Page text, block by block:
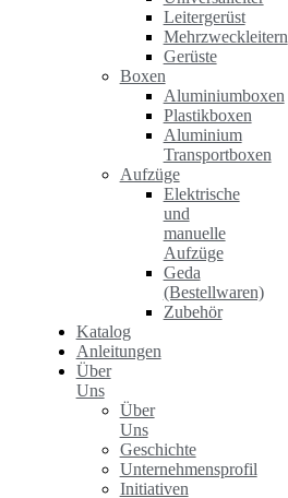
Leitergerüst
Mehrzweckleitern
Gerüste
Boxen
Aluminiumboxen
Plastikboxen
Aluminium
Transportboxen
Aufzüge
Elektrische
und
manuelle
Aufzüge
Geda
(Bestellwaren)
Zubehör
Katalog
Anleitungen
Über
Uns
Über
Uns
Geschichte
Unternehmensprofil
Initiativen